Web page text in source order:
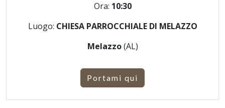
Ora: 10:30
Luogo: CHIESA PARROCCHIALE DI MELAZZO
Melazzo(AL)
Portami qui